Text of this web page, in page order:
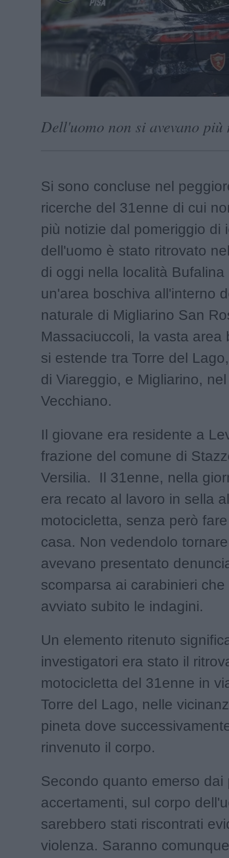
Dell'uomo non si avevano
Si sono concluse nel
ricerche del 31enne di cui
più notizie dal pomeriggio di
dell'uomo è stato ritrovato
di oggi nella località Bufalina
un'area boschiva all'interno
naturale di Migliarino San
Massaciuccoli, la vasta area
si estende tra Torre del
di Viareggio, e Migliarino,
Vecchiano.
Il giovane era residente a
frazione del comune di
Versilia. Il 31enne, nella
era recato al lavoro in sella
motocicletta, senza però
casa. Non vedendolo
avevano presentato
scomparsa ai carabinieri
avviato subito le indagini.
Un elemento ritenuto
investigatori era stato il
motocicletta del 31enne in
Torre del Lago, nelle
pineta dove
rinvenuto il corpo.
Secondo quanto emerso dai
accertamenti, sul corpo
sarebbero stati riscontrati
violenza. Saranno